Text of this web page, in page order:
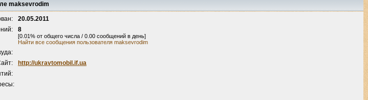
maksevrodim
20.05.2011
8
[0.01% от общего числа / 0.00 сообщений в день]
Найти все сообщения пользователя maksevrodim
http://ukravtomobil.if.ua